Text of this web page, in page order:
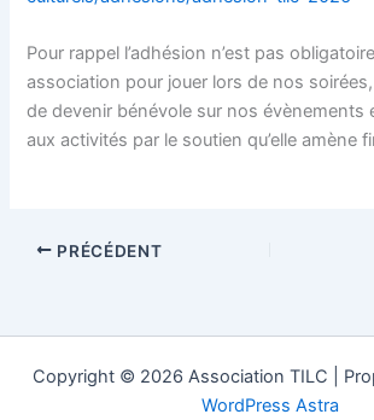
Pour rappel l’adhésion n’est pas
association pour jouer lors de nos
de devenir bénévole sur nos évènements
aux activités par le soutien qu’elle amène
PRÉCÉDENT
Copyright © 2026 Association TILC |
WordPress Astra